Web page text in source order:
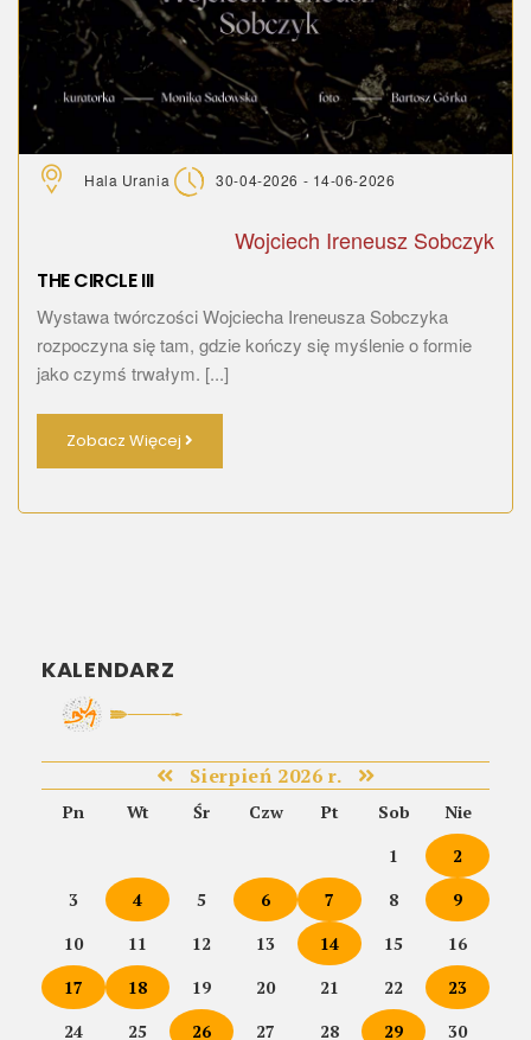
Hala Urania 30-04-2026 - 14-06-2026
Wojciech Ireneusz Sobczyk
THE CIRCLE III
Wystawa twórczości Wojciecha Ireneusza Sobczyka
rozpoczyna się tam, gdzie kończy się myślenie o formie
jako czymś trwałym. [...]
Zobacz Więcej
KALENDARZ
Sierpień 2026 r.
Pn Wt Śr Czw Pt Sob
Nie
1
2
3
4 5 6 7 8
9
10
11 12 13 14 15
16
17
18 19 20 21 22
23
24
25 26 27 28 29 30